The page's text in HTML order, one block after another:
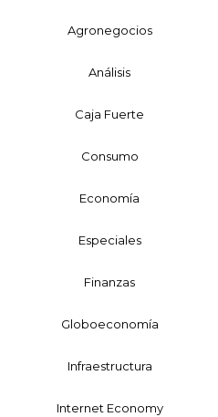
Agronegocios
Análisis
Caja Fuerte
Consumo
Economía
Especiales
Finanzas
Globoeconomía
Infraestructura
Internet Economy